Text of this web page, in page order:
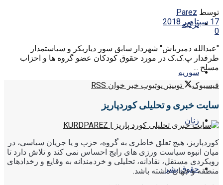
ترکیه
سوریه
زنان
حقوق بشر
توسط Parez
17 سپتامبر 2018
0
"عبدالله دمیرباش" شهردار سابق سور دیاربکر و سیاستمدار
طرفدار پ.ک.ک در مورد حقوق کودکان عضو گروه ها و احزاب
مسلح ...
فیسبوک
توییتر یوتیوب خبر خوان RSS
سایت خبری و تحلیلی کوردپاریز
کوردپاریز، هیچ تعلق خاطری به گروه، حزب و یا جریان سیاسی، در
میان انبوه سیاست ورزی های رایج احساس نمی کند و تلاش دارد تا
رویکردی مستقل، نقادانه، تحلیلی و خردمندانه به وقایع و رخدادهای
منطقه و جهان داشته باشد.